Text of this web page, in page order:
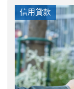
信用貸款